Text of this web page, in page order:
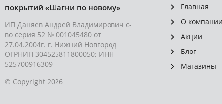
покрытий «Шагни по новому»
ИП Даняев Андрей Владимирович с-
во серия 52 № 001045480 от
27.04.2004г. г. Нижний Новгород
ОГРНИП 304525811800050; ИНН
525700916309
© Copyright 2026
Главная
О компании
Акции
Блог
Магазины